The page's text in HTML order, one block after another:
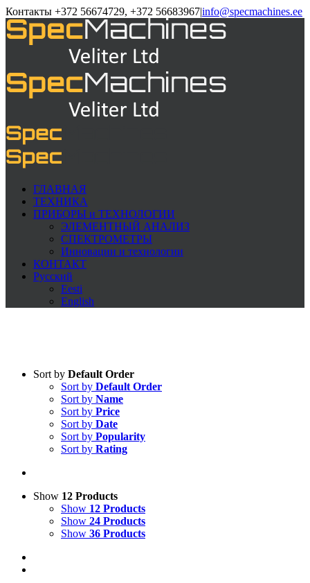
Контакты +372 56674729, +372 56683967|info@specmachines.ee
ГЛАВНАЯ
ТЕХНИКА
ПРИБОРЫ и ТЕХНОЛОГИИ
ЭЛЕМЕНTНЫЙ АНАЛИЗ
СПЕКТРОМЕТРЫ
Инновации и технологии
КОНТАКТ
Русский
Eesti
English
Sort by Default Order
Sort by Default Order
Sort by Name
Sort by Price
Sort by Date
Sort by Popularity
Sort by Rating
Show 12 Products
Show 12 Products
Show 24 Products
Show 36 Products